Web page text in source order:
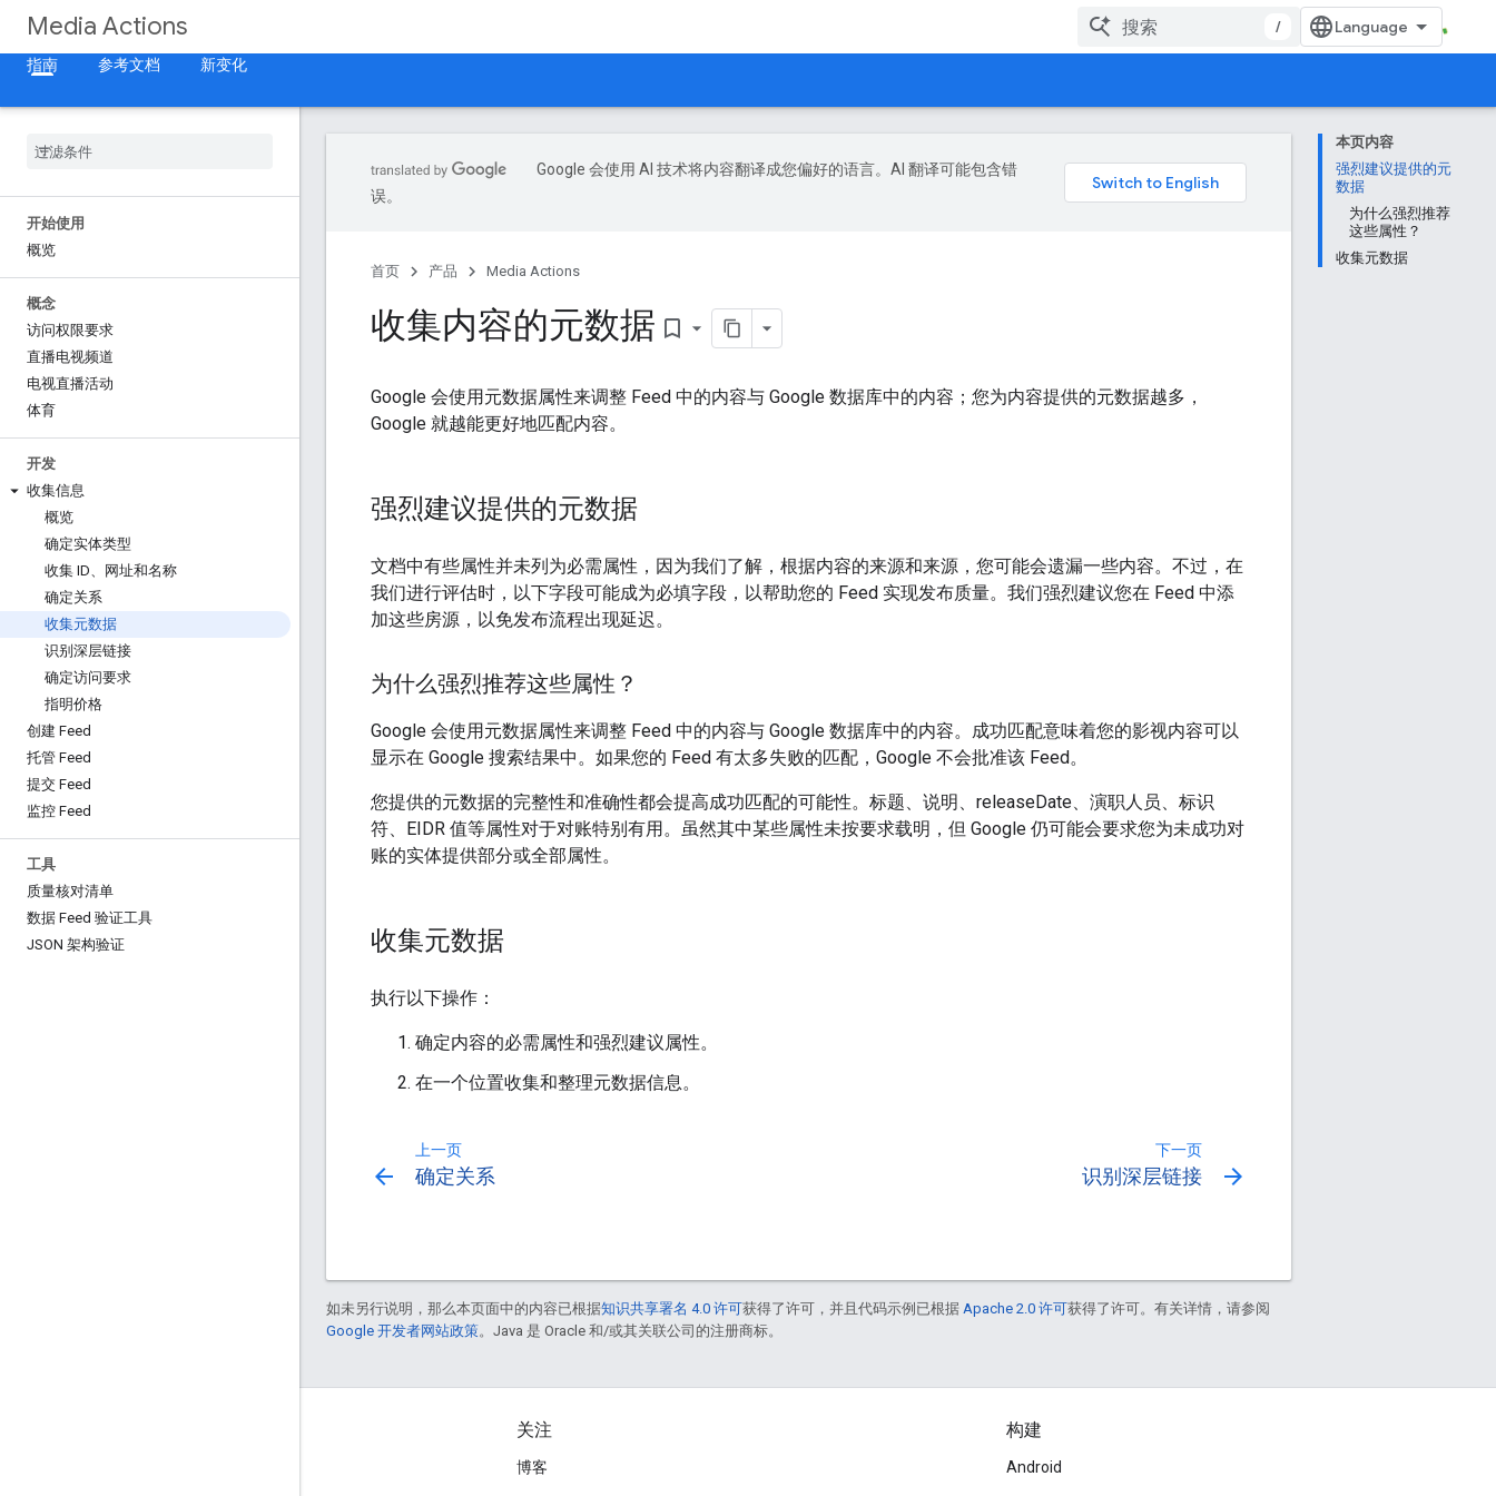
Media Actions
/
指南
参考文档 新变化
开始使用
概览
概念
访问权限要求
直播电视频道
电视直播活动
体育
开发
收集信息
概览
确定实体类型
收集 ID、网址和名称
确定关系
收集元数据
识别深层链接
确定访问要求
指明价格
创建 Feed
托管 Feed
提交 Feed
监控 Feed
工具
质量核对清单
数据 Feed 验证工具
JSON 架构验证
本页内容
强烈建议提供的元
数据
为什么强烈推荐
这些属性？
收集元数据
Google 会使用 AI 技术将内容翻译成您偏好的语言。AI 翻译可能包含错
误。
首页 产品 Media Actions
收集内容的元数据 bookmark_border
Google 会使用元数据属性来调整 Feed 中的内容与 Google 数据库中的内容；您为内容提供的元数据越多，
Google 就越能更好地匹配内容。
强烈建议提供的元数据
文档中有些属性并未列为必需属性，因为我们了解，根据内容的来源和来源，您可能会遗漏一些内容。不过，在
我们进行评估时，以下字段可能成为必填字段，以帮助您的 Feed 实现发布质量。我们强烈建议您在 Feed 中添
加这些房源，以免发布流程出现延迟。
为什么强烈推荐这些属性？
Google 会使用元数据属性来调整 Feed 中的内容与 Google 数据库中的内容。成功匹配意味着您的影视内容可以
显示在 Google 搜索结果中。如果您的 Feed 有太多失败的匹配，Google 不会批准该 Feed。
您提供的元数据的完整性和准确性都会提高成功匹配的可能性。标题、说明、releaseDate、演职人员、标识
符、EIDR 值等属性对于对账特别有用。虽然其中某些属性未按要求载明，但 Google 仍可能会要求您为未成功对
账的实体提供部分或全部属性。
收集元数据
执行以下操作：
确定内容的必需属性和强烈建议属性。
在一个位置收集和整理元数据信息。
上一页
arrow_back 确定关系
下一页
识别深层链接 arrow_forward
如未另行说明，那么本页面中的内容已根据知识共享署名 4.0 许可获得了许可，并且代码示例已根据 Apache 2.0 许可获得了许可。有关详情，请参阅
Google 开发者网站政策。Java 是 Oracle 和/或其关联公司的注册商标。
关注
博客
构建
Android